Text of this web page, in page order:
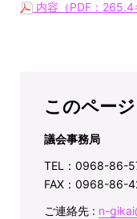
内容（PDF：265.4
このペー
議会事務局
TEL：0968-86-
FAX：0968-86-
ご連絡先 : n-